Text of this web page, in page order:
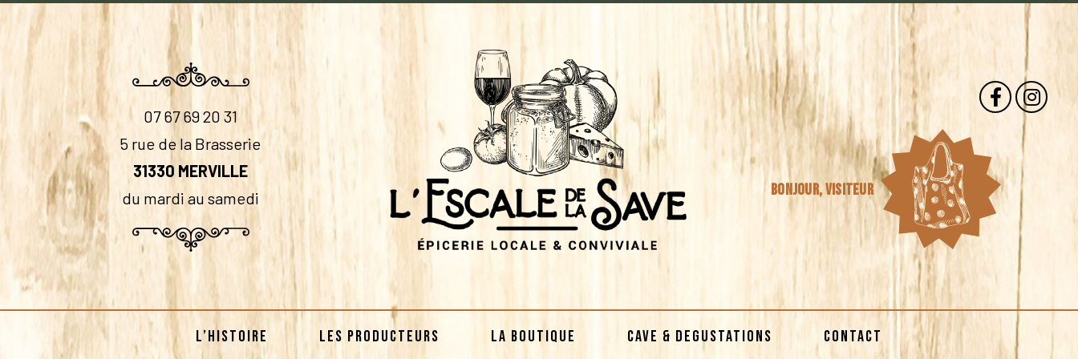
07 67 69 20 31
5 rue de la Brasserie
31330 MERVILLE
du mardi au samedi
Bonjour,visiteur
L’HISTOIRE LES PRODUCTEURS LA BOUTIQUE CAVE & DEGUSTATIONS CONTACT